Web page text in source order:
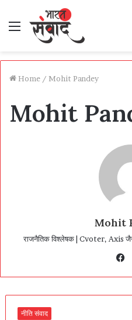
Menu
Home / Mohit Pandey
Mohit
Mohit
राजनैतिक विश्लेषक | Cvoter, Axis
नीति संवाद